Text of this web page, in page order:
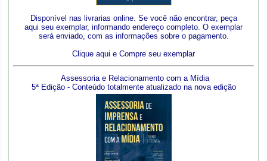
Disponível nas livrarias online. Se você não encontrar, peça
aqui seu exemplar, informando endereço completo. O exemplar
será enviado, com as informações sobre o pagamento.
Clique aqui e Compre seu exemplar
Assessoria e Relacionamento com a Mídia
5ª Edição - Conteúdo totalmente atualizado na nova edição